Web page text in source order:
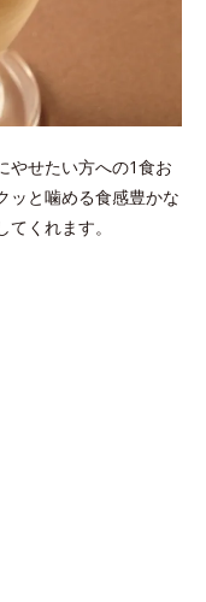
やせたい方への1食お
ッと噛める食感豊かな
くれます。